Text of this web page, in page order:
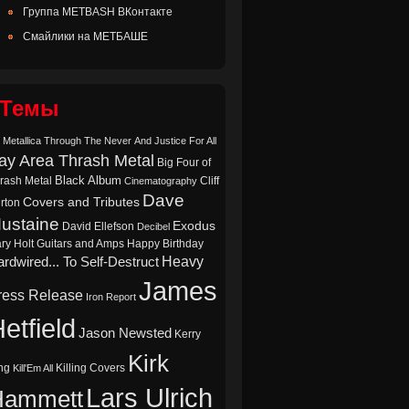
Группа METBASH ВКонтакте
Смайлики на МЕТБАШЕ
Темы
Metallica Through The Never And Justice For All
Area Thrash Metal Big Four of
Metal Black Album Cinematography Cliff
Covers and Tributes Dave
David Ellefson Decibel Exodus
Holt Guitars and Amps Happy Birthday
To Self-Destruct Heavy
Release Iron Report James
Jason Newsted Kerry
Kill'Em All Killing Covers Kirk
Lars Ulrich